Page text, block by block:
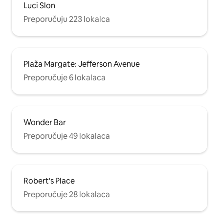
Luci Slon
Preporučuju 223 lokalca
Plaža Margate: Jefferson Avenue
Preporučuje 6 lokalaca
Wonder Bar
Preporučuje 49 lokalaca
Robert's Place
Preporučuje 28 lokalaca